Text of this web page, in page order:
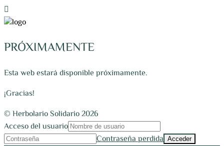
PRÓXIMAMENTE
Esta web estará disponible próximamente.
¡Gracias!
© Herbolario Solidario 2026
Acceso del usuario
Contraseña perdida